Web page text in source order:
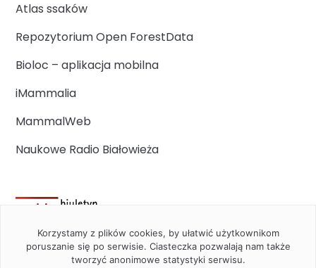
Atlas ssaków
Repozytorium Open ForestData
Bioloc – aplikacja mobilna
iMammalia
MammalWeb
Naukowe Radio Białowieża
Korzystamy z plików cookies, by ułatwić użytkownikom
poruszanie się po serwisie. Ciasteczka pozwalają nam także
tworzyć anonimowe statystyki serwisu.